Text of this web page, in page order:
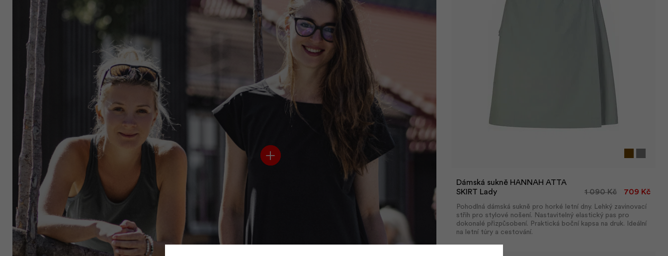
Dámská sukně HANNAH ATTA
SKIRT Lady
1 090 Kč 709 Kč
Pohodlná dámská sukně pro horké letní dny. Lehký zavinovací
střih pro stylové nošení. Nastavitelný elastický pas pro
dokonalé přizpůsobení. Praktická boční kapsa na druk. Ideální
na letní túry a cestování.